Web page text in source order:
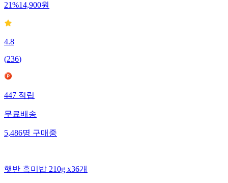
21%14,900원
4.8
(236)
447 적립
무료배송
5,486명 구매중
햇반 흑미밥 210g x36개